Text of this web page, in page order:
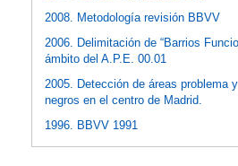
2008. Metodología revisión BBVV
2006. Delimitación de “Barrios
ámbito del A.P.E. 00.01
2005. Detección de áreas problema
negros en el centro de Madrid.
1996. BBVV 1991